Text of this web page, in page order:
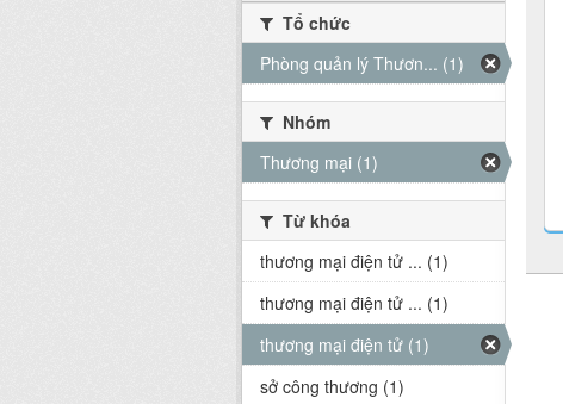
Tổ chức
Phòng quản lý Thươn... (1)
Nhóm
Thương mại (1)
Từ khóa
thương mại điện tử ... (1)
thương mại điện tử ... (1)
thương mại điện tử (1)
sở công thương (1)